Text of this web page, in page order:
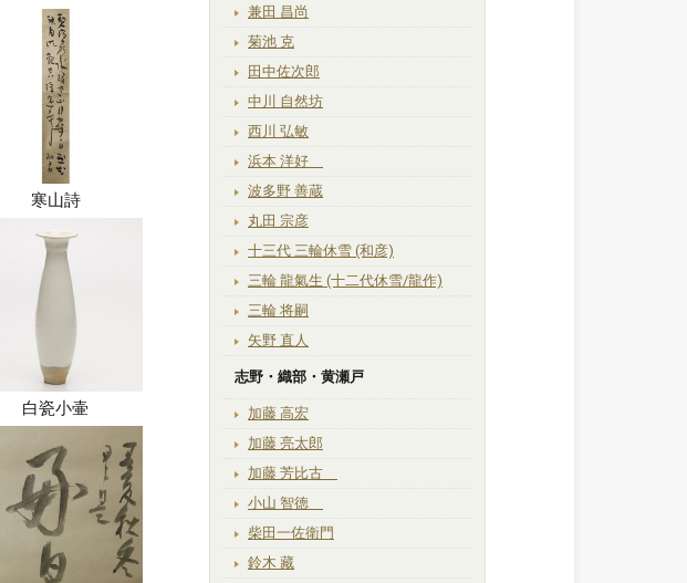
寒山詩
白瓷小壷
兼田 昌尚
菊池 克
田中佐次郎
中川 自然坊
西川 弘敏
浜本 洋好
波多野 善蔵
丸田 宗彦
十三代 三輪休雪 (和彦)
三輪 龍氣生 (十二代休雪/龍作)
三輪 将嗣
矢野 直人
志野・織部・黄瀬戸
加藤 高宏
加藤 亮太郎
加藤 芳比古
小山 智徳
柴田一佐衛門
鈴木 藏